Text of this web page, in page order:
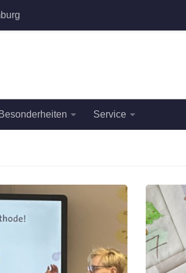
Besonderheiten Service